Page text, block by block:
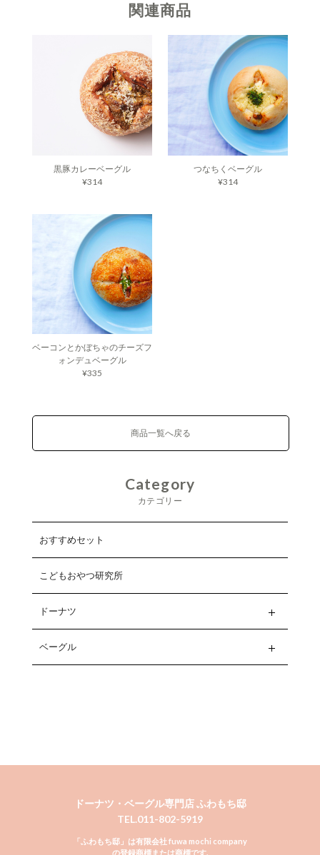
関連商品
黒豚カレーベーグル
¥314
つなちくベーグル
¥314
ベーコンとかぼちゃのチーズフ
ォンデュベーグル
¥335
商品一覧へ戻る
Category
カテゴリー
おすすめセット
こどもおやつ研究所
ドーナツ
ベーグル
ドーナツ・ベーグル専門店 ふわもち邸
TEL.011-802-5919
「ふわもち邸」は有限会社 fuwa mochi company
の登録商標または商標です.